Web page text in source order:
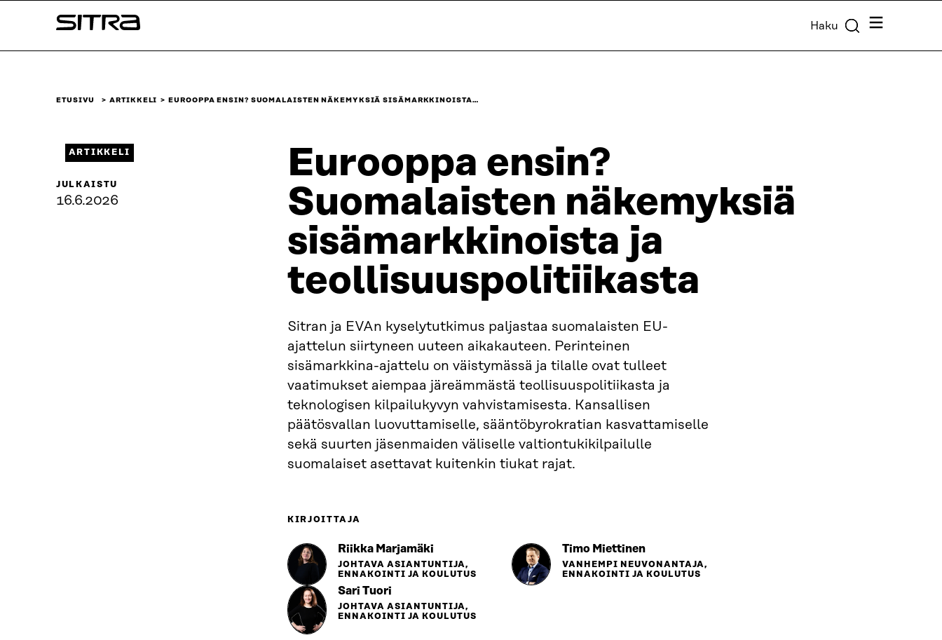
sisältöön
Sitra Haku Valikko
ETUSIVU ARTIKKELI EUROOPPA ENSIN? SUOMALAISTEN NÄKEMYKSIÄ SISÄMARKKINOISTA…
Eurooppa ensin?
Suomalaisten näkemyksiä
sisämarkkinoista ja
teollisuuspolitiikasta
Sitran ja EVAn kyselytutkimus paljastaa suomalaisten EU-
ajattelun siirtyneen uuteen aikakauteen. Perinteinen
sisämarkkina-ajattelu on väistymässä ja tilalle ovat tulleet
vaatimukset aiempaa järeämmästä teollisuuspolitiikasta ja
teknologisen kilpailukyvyn vahvistamisesta. Kansallisen
päätösvallan luovuttamiselle, sääntöbyrokratian kasvattamiselle
sekä suurten jäsenmaiden väliselle valtiontukikilpailulle
suomalaiset asettavat kuitenkin tiukat rajat.
KIRJOITTAJA
Riikka Marjamäki
JOHTAVA ASIANTUNTIJA,
ENNAKOINTI JA KOULUTUS
Timo Miettinen
VANHEMPI NEUVONANTAJA,
ENNAKOINTI JA KOULUTUS
Sari Tuori
JOHTAVA ASIANTUNTIJA,
ENNAKOINTI JA KOULUTUS
ARTIKKELI
JULKAISTU
16.6.2026